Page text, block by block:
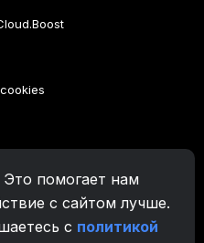
помогает нам
с сайтом лучше.
с политикой